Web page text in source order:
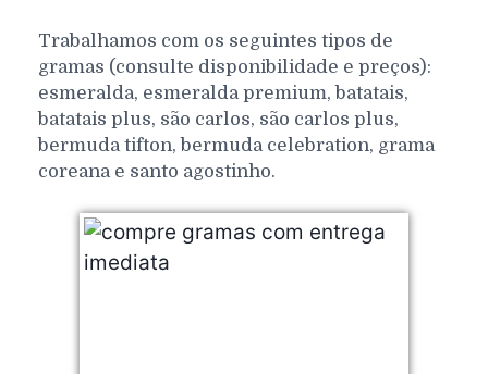
Trabalhamos com os seguintes tipos de
gramas (consulte disponibilidade e preços):
esmeralda, esmeralda premium, batatais,
batatais plus, são carlos, são carlos plus,
bermuda tifton, bermuda celebration, grama
coreana e santo agostinho.